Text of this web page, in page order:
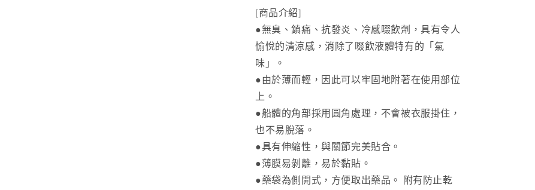
薬
品]
數
量
減
少
品]
數
加
[商品介紹]
●無臭、鎮痛、抗發炎、冷感啜飲劑，具有令人
愉悅的清涼感，消除了啜飲液體特有的「氣
味」。
●由於薄而輕，因此可以牢固地附著在使用部位
上。
●船體的角部採用圓角處理，不會被衣服掛住，
也不易脫落。
●具有伸縮性，與關節完美貼合。
●薄膜易剝離，易於黏貼。
●藥袋為側開式，方便取出藥品。 附有防止乾